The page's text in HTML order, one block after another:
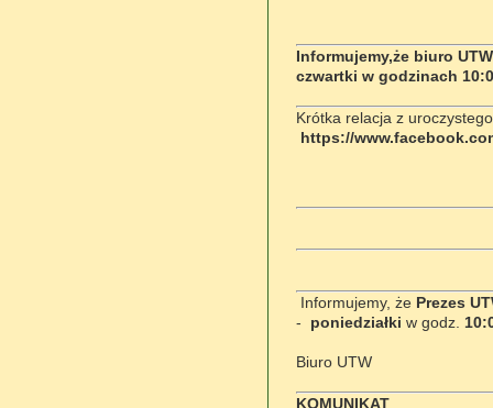
Informujemy,że biuro
czwartki w godzinach
Krótka relacja z
https://
Informujemy, że Prezes
- poniedziałki w godz.
Biuro UTW
KOMUNIKAT